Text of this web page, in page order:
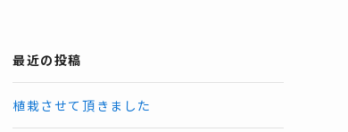
最近の投稿
植栽させて頂きました